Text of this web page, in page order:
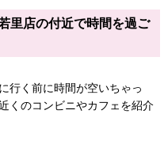
里店の付近で時間を過ご
行く前に時間が空いちゃっ
くのコンビニやカフェを紹介